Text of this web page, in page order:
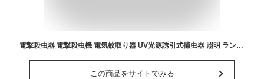
電撃殺虫器 電撃殺虫機 電気蚊取り器 UV光源誘引式捕虫器 照明 ランタン LEDライト 吊り下げ＆据え置き両対応 USB充電 防水 殺虫ライト 殺虫灯 虫除け 蚊取り器 コバエ取り 薬剤不要 無毒無害 省エネ アウトドア 屋外室内用
この商品をサイトでみる